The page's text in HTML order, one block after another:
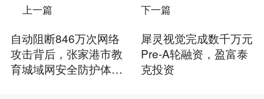
上一篇
自动阻断846万次网络
攻击背后，张家港市教
育城域网安全防护体系
下一篇
犀灵视觉完成数千万元
Pre-A轮融资，盈富泰
克投资